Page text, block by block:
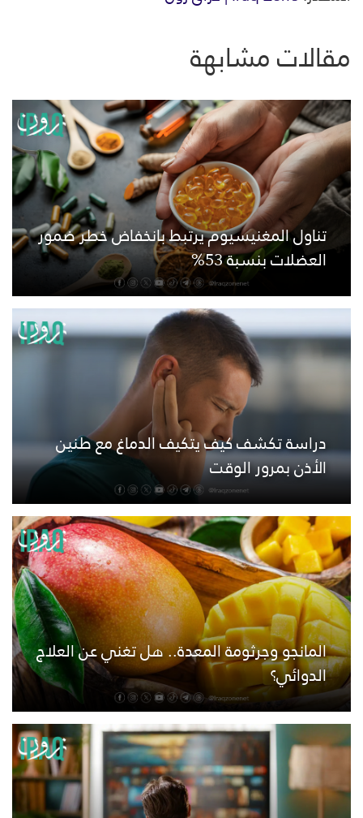
مقالات مشابهة
تناول المغنيسيوم يرتبط بانخفاض خطر ضمور
العضلات بنسبة 53%
دراسة تكشف كيف يتكيف الدماغ مع طنين
الأذن بمرور الوقت
المانجو وجرثومة المعدة.. هل تغني عن العلاج
الدوائي؟